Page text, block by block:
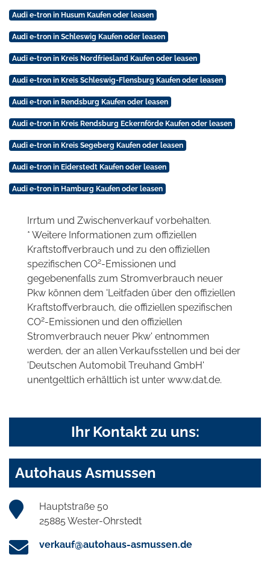
Audi e-tron in Husum Kaufen oder leasen
Audi e-tron in Schleswig Kaufen oder leasen
Audi e-tron in Kreis Nordfriesland Kaufen oder leasen
Audi e-tron in Kreis Schleswig-Flensburg Kaufen oder leasen
Audi e-tron in Rendsburg Kaufen oder leasen
Audi e-tron in Kreis Rendsburg Eckernförde Kaufen oder leasen
Audi e-tron in Kreis Segeberg Kaufen oder leasen
Audi e-tron in Eiderstedt Kaufen oder leasen
Audi e-tron in Hamburg Kaufen oder leasen
Irrtum und Zwischenverkauf vorbehalten.
* Weitere Informationen zum offiziellen
Kraftstoffverbrauch und zu den offiziellen
spezifischen CO2-Emissionen und
gegebenenfalls zum Stromverbrauch neuer
Pkw können dem 'Leitfaden über den offiziellen
Kraftstoffverbrauch, die offiziellen spezifischen
CO2-Emissionen und den offiziellen
Stromverbrauch neuer Pkw' entnommen
werden, der an allen Verkaufsstellen und bei der
'Deutschen Automobil Treuhand GmbH'
unentgeltlich erhältlich ist unter www.dat.de.
Ihr Kontakt zu uns:
Autohaus Asmussen
Hauptstraße 50
25885 Wester-Ohrstedt
verkauf@autohaus-asmussen.de